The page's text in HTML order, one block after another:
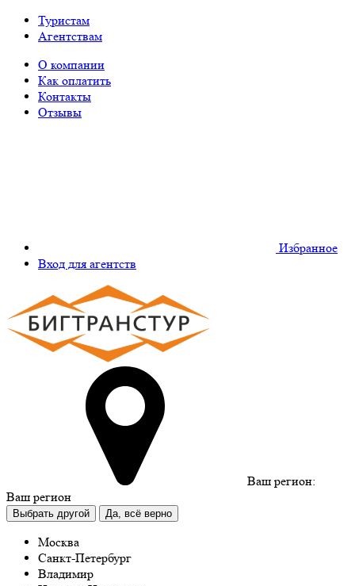
Туристам
Агентствам
О компании
Как оплатить
Контакты
Отзывы
Избранное
Вход для агентств
Ваш регион:
Ваш регион
Выбрать другой Да, всё верно
Москва
Санкт-Петербург
Владимир